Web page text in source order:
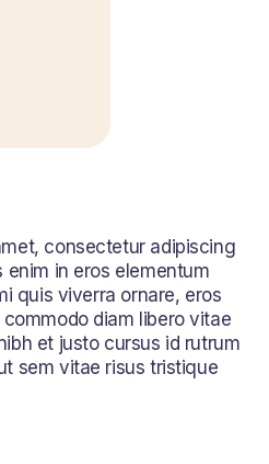
consectetur adipiscing
enim in eros elementum
quis viverra ornare, eros
diam libero vitae
et justo cursus id rutrum
sem vitae risus tristique